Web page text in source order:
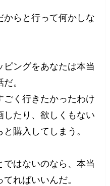
からと行って何かしな
ングをあなたは本当
。
ごく行きたかったわけ
したり、欲しくもない
購入してしまう。
はないのなら、本当
ればいいんだ。